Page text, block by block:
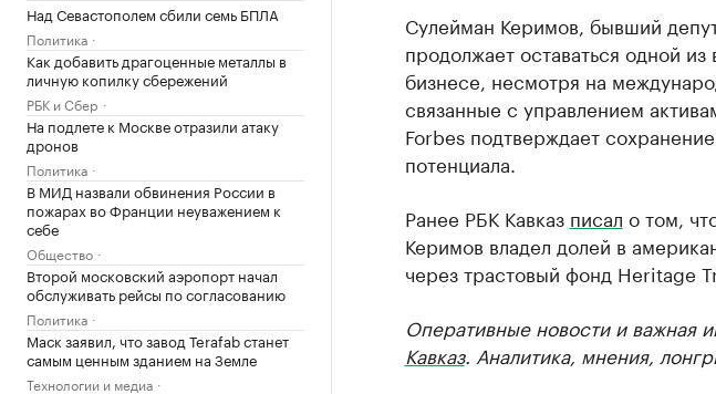
Над Севастополем сбили семь БПЛА
Политика
Как добавить драгоценные металлы в
личную копилку сбережений
РБК и Сбер
На подлете к Москве отразили атаку
дронов
Политика
В МИД назвали обвинения России в
пожарах во Франции неуважением к
себе
Общество
Второй московский аэропорт начал
обслуживать рейсы по согласованию
Политика
Маск заявил, что завод Terafab станет
самым ценным зданием на Земле
Технологии и медиа
Сулейман Керимов, бывший
продолжает оставаться одной
бизнесе, несмотря на
связанные с управлением
Forbes подтверждает
потенциала.
Ранее РБК Кавказ писал о том,
Керимов владел долей в
через трастовый фонд Heritage
Оперативные новости и важная
Кавказ. Аналитика, мнения,